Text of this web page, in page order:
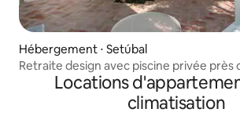
Hébergement ⋅ Setúbal
Retraite design avec piscine privée près
Locations
climatisation